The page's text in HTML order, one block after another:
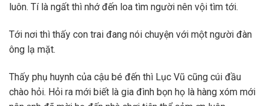
luôn. Tí là ngất thì nhớ đến loa tìm người nên vội tìm tới.
Tới nơi thì thấy con trai đang nói chuyện với một người đàn
ông lạ mặt.
Thấy phụ huynh của cậu bé đến thì Lục Vũ cũng cúi đầu
chào hỏi. Hỏi ra mới biết là gia đình bọn họ là hàng xóm mới